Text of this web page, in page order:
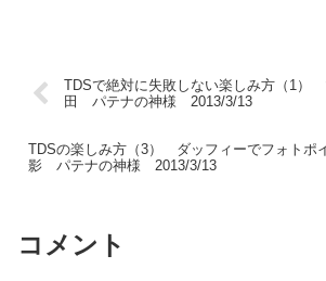
TDSで絶対に失敗しない楽しみ方（1）
田 パテナの神様 2013/3/13
TDSの楽しみ方（3） ダッフィーでフォトポ
影 パテナの神様 2013/3/13
コメント